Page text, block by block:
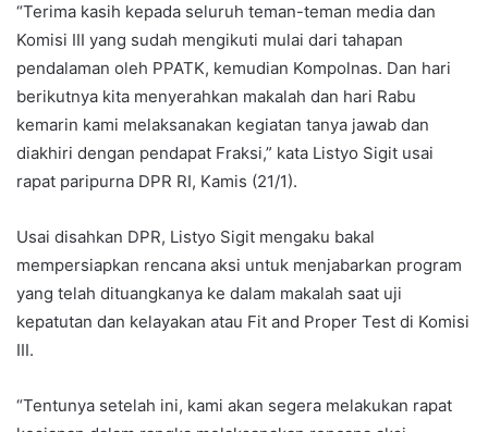
“Terima kasih kepada seluruh teman-teman media dan
Komisi III yang sudah mengikuti mulai dari tahapan
pendalaman oleh PPATK, kemudian Kompolnas. Dan hari
berikutnya kita menyerahkan makalah dan hari Rabu
kemarin kami melaksanakan kegiatan tanya jawab dan
diakhiri dengan pendapat Fraksi,” kata Listyo Sigit usai
rapat paripurna DPR RI, Kamis (21/1).
Usai disahkan DPR, Listyo Sigit mengaku bakal
mempersiapkan rencana aksi untuk menjabarkan program
yang telah dituangkanya ke dalam makalah saat uji
kepatutan dan kelayakan atau Fit and Proper Test di Komisi
III.
“Tentunya setelah ini, kami akan segera melakukan rapat